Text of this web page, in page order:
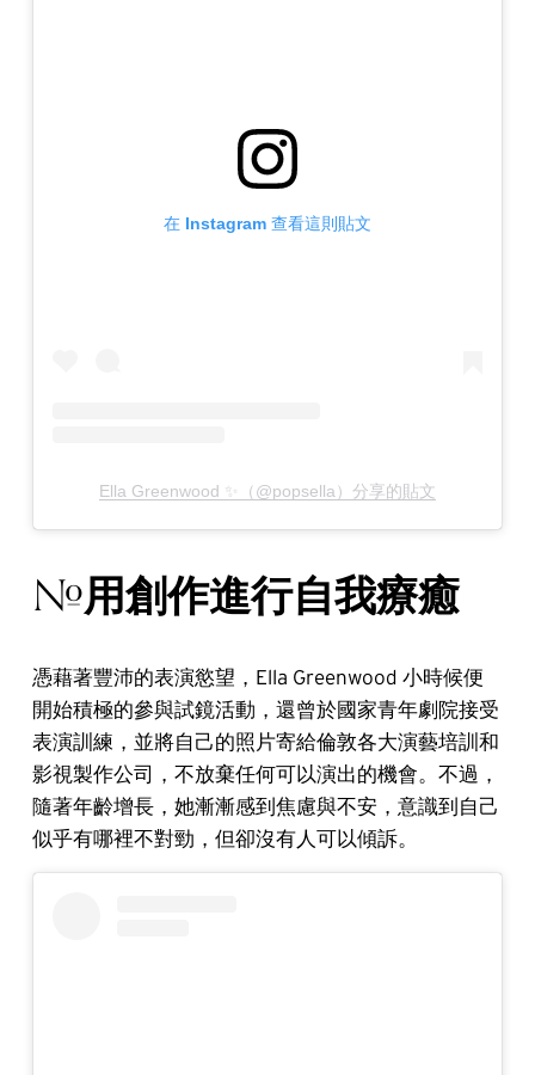
在 Instagram 查看這則貼文
Ella Greenwood ✨（@popsella）分享的貼文
#用創作進行自我療癒
憑藉著豐沛的表演慾望，Ella Greenwood 小時候便
開始積極的參與試鏡活動，還曾於國家青年劇院接受
表演訓練，並將自己的照片寄給倫敦各大演藝培訓和
影視製作公司，不放棄任何可以演出的機會。不過，
隨著年齡增長，她漸漸感到焦慮與不安，意識到自己
似乎有哪裡不對勁，但卻沒有人可以傾訴。